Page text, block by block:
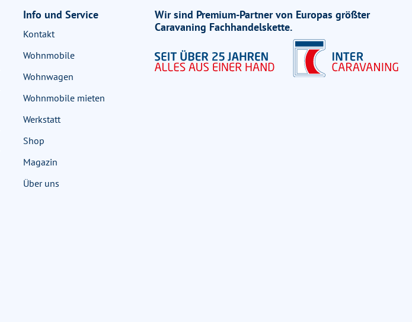
Info und Service
Kontakt
Wohnmobile
Wohnwagen
Wohnmobile mieten
Werkstatt
Shop
Magazin
Über uns
Wir sind Premium-Partner von Europas größter
Caravaning Fachhandelskette.